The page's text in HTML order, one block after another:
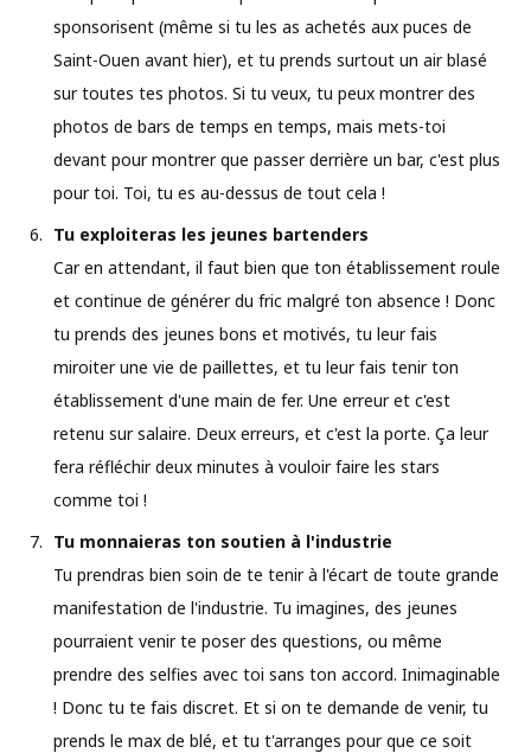
sponsorisent (même si tu les as achetés aux puces de
Saint-Ouen avant hier), et tu prends surtout un air blasé
sur toutes tes photos. Si tu veux, tu peux montrer des
photos de bars de temps en temps, mais mets-toi
devant pour montrer que passer derrière un bar, c'est plus
pour toi. Toi, tu es au-dessus de tout cela !
Tu exploiteras les jeunes bartenders
Car en attendant, il faut bien que ton établissement roule
et continue de générer du fric malgré ton absence ! Donc
tu prends des jeunes bons et motivés, tu leur fais
miroiter une vie de paillettes, et tu leur fais tenir ton
établissement d'une main de fer. Une erreur et c'est
retenu sur salaire. Deux erreurs, et c'est la porte. Ça leur
fera réfléchir deux minutes à vouloir faire les stars
comme toi !
Tu monnaieras ton soutien à l'industrie
Tu prendras bien soin de te tenir à l'écart de toute grande
manifestation de l'industrie. Tu imagines, des jeunes
pourraient venir te poser des questions, ou même
prendre des selfies avec toi sans ton accord. Inimaginable
! Donc tu te fais discret. Et si on te demande de venir, tu
prends le max de blé, et tu t'arranges pour que ce soit